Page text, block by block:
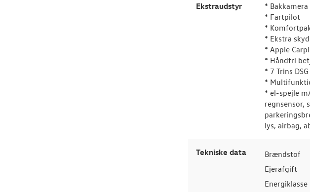
Ekstraudstyr
* Bakkamera
* Fartpilot
*
* Ekstra
* Apple
* Håndfri
* 7 Trins
*
* el-spejle
regnsensor,
lys, airbag,
Tekniske data Brændstof
Ejerafgift
Energiklasse